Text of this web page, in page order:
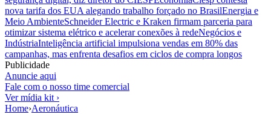
nova tarifa dos EUA alegando trabalho forçado no BrasilEnergia e
Meio AmbienteSchneider Electric e Kraken firmam parceria para
otimizar sistema elétrico e acelerar conexões à redeNegócios e
IndústriaInteligência artificial impulsiona vendas em 80% das
campanhas, mas enfrenta desafios em ciclos de compra longos
Publicidade
Anuncie aqui
Fale com o nosso time comercial
Ver mídia kit ›
Home›Aeronáutica